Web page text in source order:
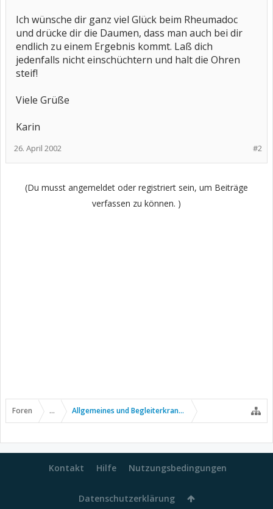
Ich wünsche dir ganz viel Glück beim Rheumadoc
und drücke dir die Daumen, dass man auch bei dir
endlich zu einem Ergebnis kommt. Laß dich
jedenfalls nicht einschüchtern und halt die Ohren
steif!
Viele Grüße
Karin
#2
26. April 2002
(Du musst angemeldet oder registriert sein, um Beiträge
verfassen zu können. )
Foren ... Allgemeines und Begleiterkrankungen
Kontakt Hilfe Nutzungsbedingungen
Datenschutzerklärung